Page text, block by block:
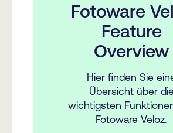
Fotoware
Feature
Overview
Hier finden Sie
Übersicht über
wichtigsten
Fotoware Veloz.